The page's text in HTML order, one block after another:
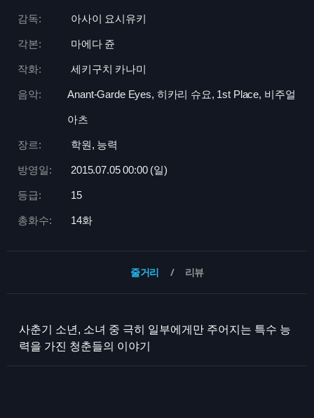
감독: 아사이 요시유키
각본: 마에다 쥰
작화: 세키구치 카나미
음악: Anant-Garde Eyes, 히카리 슈요, 1st Place, 비주얼
아츠
장르: 학원, 능력
방영일: 2015.07.05 00:00 (일)
등급: 15
총화수: 14화
줄거리 리뷰
사춘기 소년, 소녀 중 극히 일부에게만 주어지는 특수 능
력을 가진 청춘들의 이야기